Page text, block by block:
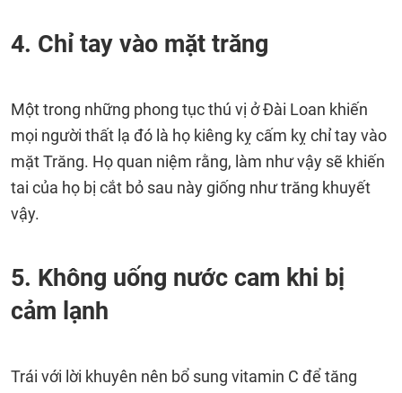
4. Chỉ tay vào mặt trăng
Một trong những phong tục thú vị ở Đài Loan khiến
mọi người thất lạ đó là họ kiêng kỵ cấm kỵ chỉ tay vào
mặt Trăng. Họ quan niệm rằng, làm như vậy sẽ khiến
tai của họ bị cắt bỏ sau này giống như trăng khuyết
vậy.
5. Không uống nước cam khi bị
cảm lạnh
Trái với lời khuyên nên bổ sung vitamin C để tăng